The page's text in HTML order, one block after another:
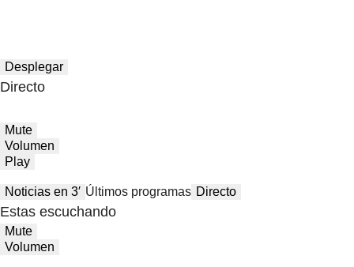
Desplegar
Directo
Mute
Volumen
Play
Noticias en 3′ Últimos programas Directo
Estas escuchando
Mute
Volumen